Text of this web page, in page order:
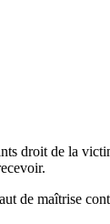
droit de la
de maîtrise